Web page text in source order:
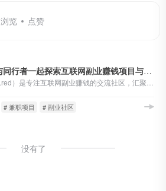
浏览 点赞
副业社区｜与同行者一起探索互联网副业赚钱项目与思路
# 兼职项目 # 副业社区
没有了